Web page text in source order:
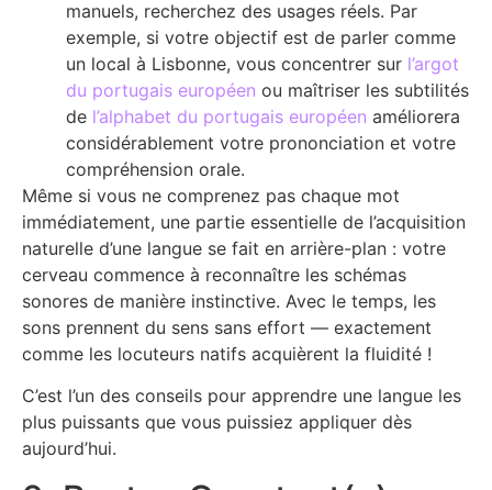
manuels, recherchez des usages réels. Par
exemple, si votre objectif est de parler comme
un local à Lisbonne, vous concentrer sur l’argot
du portugais européen ou maîtriser les subtilités
de l’alphabet du portugais européen améliorera
considérablement votre prononciation et votre
compréhension orale.
Même si vous ne comprenez pas chaque mot
immédiatement, une partie essentielle de l’acquisition
naturelle d’une langue se fait en arrière-plan : votre
cerveau commence à reconnaître les schémas
sonores de manière instinctive. Avec le temps, les
sons prennent du sens sans effort — exactement
comme les locuteurs natifs acquièrent la fluidité !
C’est l’un des conseils pour apprendre une langue les
plus puissants que vous puissiez appliquer dès
aujourd’hui.